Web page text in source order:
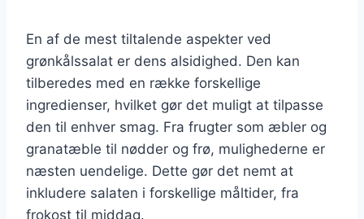
En af de mest tiltalende aspekter ved
grønkålssalat er dens alsidighed. Den kan
tilberedes med en række forskellige
ingredienser, hvilket gør det muligt at tilpasse
den til enhver smag. Fra frugter som æbler og
granatæble til nødder og frø, mulighederne er
næsten uendelige. Dette gør det nemt at
inkludere salaten i forskellige måltider, fra
frokost til middag.